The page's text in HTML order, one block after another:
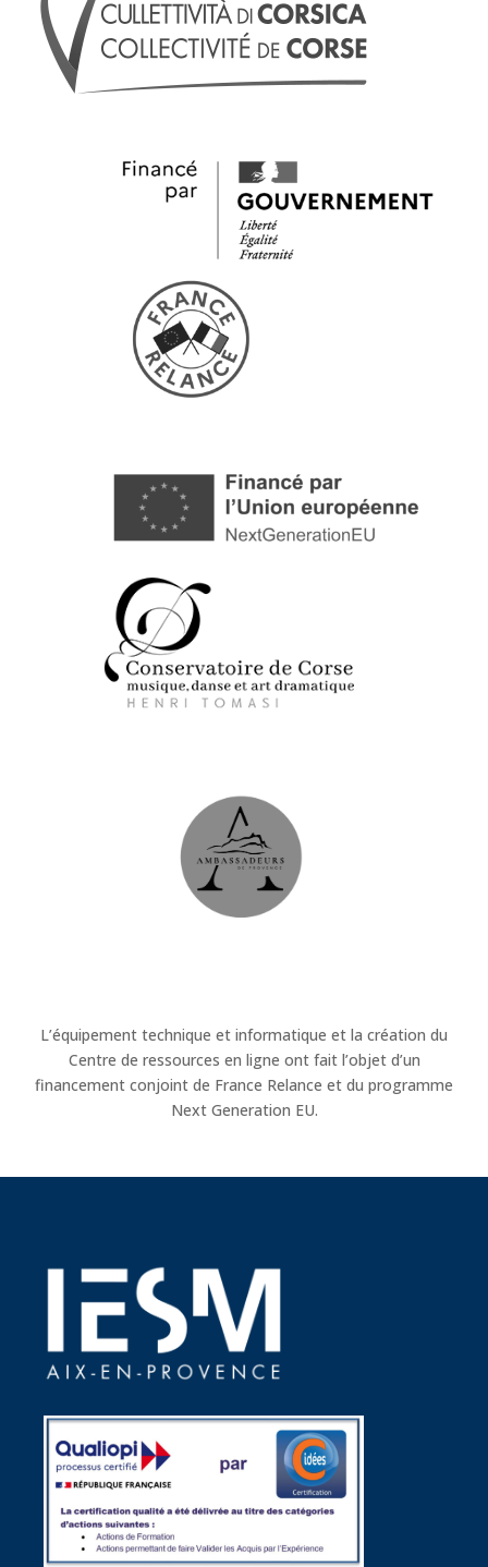
L’équipement technique et informatique et la création du
Centre de ressources en ligne ont fait l’objet d’un
financement conjoint de France Relance et du programme
Next Generation EU.